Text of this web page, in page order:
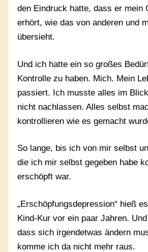
den Eindruck hatte, dass er mein
erhört, wie das von anderen und
übersieht.
Und ich hatte ein so großes
Kontrolle zu haben. Mich. Mein
passiert. Ich musste alles im
nicht nachlassen. Alles selbst
kontrollieren wie es gemacht
So lange, bis ich von mir selbst
die ich mir selbst gegeben habe
erschöpft war.
„Erschöpfungsdepression“ hieß
Kind-Kur vor ein paar Jahren.
dass sich irgendetwas ändern
komme ich da nicht mehr raus.